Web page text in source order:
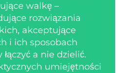
walkę –
rozwiązania
akceptujące
i ich sposobach
a nie dzielić.
umiejętności